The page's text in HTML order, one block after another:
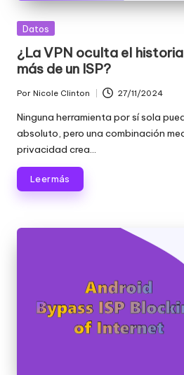
P
r
u
e
b
a
g
r
Publicada
Datos
¿La VPN oculta el
más de un ISP?
Publicado
por
Por Nicole Clinton 27/11/2024
Ninguna herramienta por sí sola
absoluto, pero una combinación
privacidad crea...
Leer más